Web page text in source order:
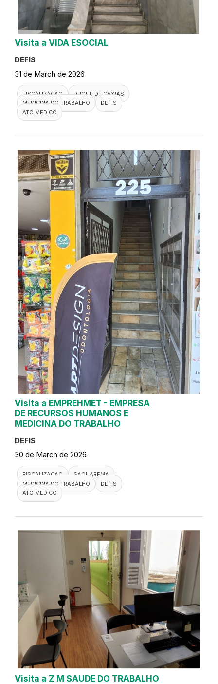
Visita a VIDA ESOCIAL
DEFIS
31 de March de 2026
FISCALIZACAO
DUQUE DE CAXIAS
MEDICINA DO TRABALHO
DEFIS
ATO MEDICO
Visita a EMPREHMET - EMPRESA
DE RECURSOS HUMANOS E
MEDICINA DO TRABALHO
DEFIS
30 de March de 2026
FISCALIZACAO
SAQUAREMA
MEDICINA DO TRABALHO
DEFIS
ATO MEDICO
Visita a Z M SAUDE DO TRABALHO